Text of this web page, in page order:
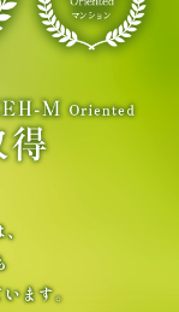
ます。